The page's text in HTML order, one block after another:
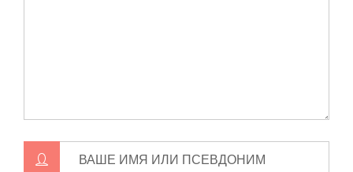
ВАШЕ ИМЯ ИЛИ ПСЕВДОНИМ